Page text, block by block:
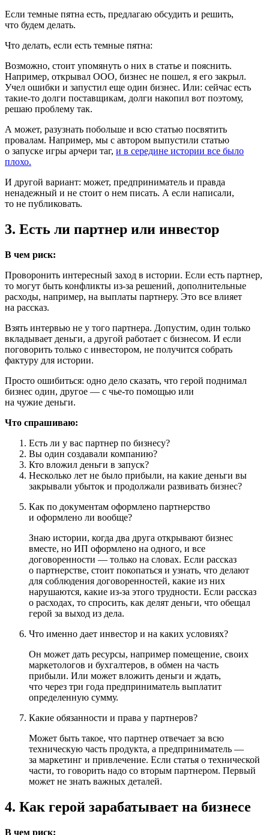
Если темные пятна есть, предлагаю обсудить и решить,
что будем делать.
Что делать, если есть темные пятна:
Возможно, стоит упомянуть о них в статье и пояснить.
Например, открывал ООО, бизнес не пошел, я его закрыл.
Учел ошибки и запустил еще один бизнес. Или: сейчас есть
такие-то долги поставщикам, долги накопил вот поэтому,
решаю проблему так.
А может, разузнать побольше и всю статью посвятить
провалам. Например, мы с автором выпустили статью
о запуске игры арчери таг, и в середине истории все было
плохо.
И другой вариант: может, предприниматель и правда
ненадежный и не стоит о нем писать. А если написали,
то не публиковать.
3. Есть ли партнер или инвестор
В чем риск:
Проворонить интересный заход в истории. Если есть партнер,
то могут быть конфликты из-за решений, дополнительные
расходы, например, на выплаты партнеру. Это все влияет
на рассказ.
Взять интервью не у того партнера. Допустим, один только
вкладывает деньги, а другой работает с бизнесом. И если
поговорить только с инвестором, не получится собрать
фактуру для истории.
Просто ошибиться: одно дело сказать, что герой поднимал
бизнес один, другое — с чье-то помощью или
на чужие деньги.
Что спрашиваю:
Есть ли у вас партнер по бизнесу?
Вы один создавали компанию?
Кто вложил деньги в запуск?
Несколько лет не было прибыли, на какие деньги вы
закрывали убыток и продолжали развивать бизнес?
Как по документам оформлено партнерство
и оформлено ли вообще?
Знаю истории, когда два друга открывают бизнес
вместе, но ИП оформлено на одного, и все
договоренности — только на словах. Если рассказ
о партнерстве, стоит покопаться и узнать, что делают
для соблюдения договоренностей, какие из них
нарушаются, какие из-за этого трудности. Если рассказ
о расходах, то спросить, как делят деньги, что обещал
герой за выход из дела.
Что именно дает инвестор и на каких условиях?
Он может дать ресурсы, например помещение, своих
маркетологов и бухгалтеров, в обмен на часть
прибыли. Или может вложить деньги и ждать,
что через три года предприниматель выплатит
определенную сумму.
Какие обязанности и права у партнеров?
Может быть такое, что партнер отвечает за всю
техническую часть продукта, а предприниматель —
за маркетинг и привлечение. Если статья о технической
части, то говорить надо со вторым партнером. Первый
может не знать важных деталей.
4. Как герой зарабатывает на бизнесе
В чем риск: